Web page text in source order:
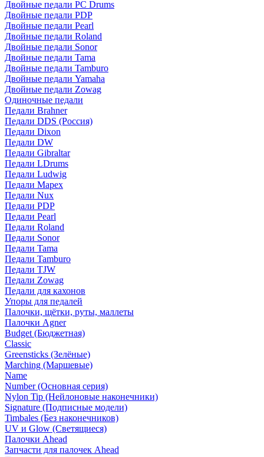
Двойные педали PC Drums
Двойные педали PDP
Двойные педали Pearl
Двойные педали Roland
Двойные педали Sonor
Двойные педали Tama
Двойные педали Tamburo
Двойные педали Yamaha
Двойные педали Zowag
Одиночные педали
Педали Brahner
Педали DDS (Россия)
Педали Dixon
Педали DW
Педали Gibraltar
Педали LDrums
Педали Ludwig
Педали Mapex
Педали Nux
Педали PDP
Педали Pearl
Педали Roland
Педали Sonor
Педали Tama
Педали Tamburo
Педали TJW
Педали Zowag
Педали для кахонов
Упоры для педалей
Палочки, щётки, руты, маллеты
Палочки Agner
Budget (Бюджетная)
Classic
Greensticks (Зелёные)
Marching (Маршевые)
Name
Number (Основная серия)
Nylon Tip (Нейлоновые наконечники)
Signature (Подписные модели)
Timbales (Без наконечников)
UV и Glow (Светящиеся)
Палочки Ahead
Запчасти для палочек Ahead